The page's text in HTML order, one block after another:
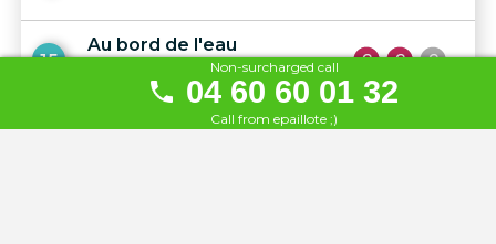
15
Au bord de l'eau
À 82 km
Au Grand Large
Non-surcharged call
04 60 60 01 32
Call from epaillote ;)